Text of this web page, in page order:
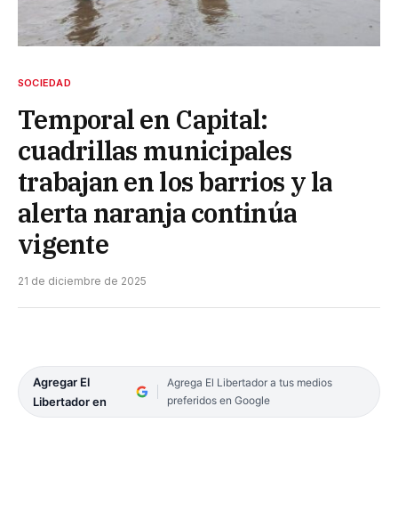
SOCIEDAD
Temporal en Capital:
cuadrillas municipales
trabajan en los barrios y la
alerta naranja continúa
vigente
21 de diciembre de 2025
Agregar El
Libertador en
Agrega El Libertador a tus medios
preferidos en Google